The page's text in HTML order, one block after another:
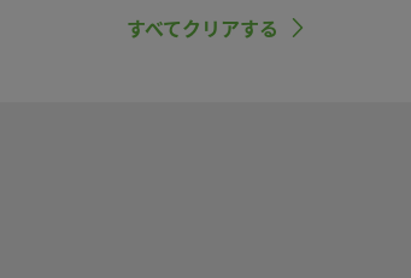
最大CV
すべてクリアする